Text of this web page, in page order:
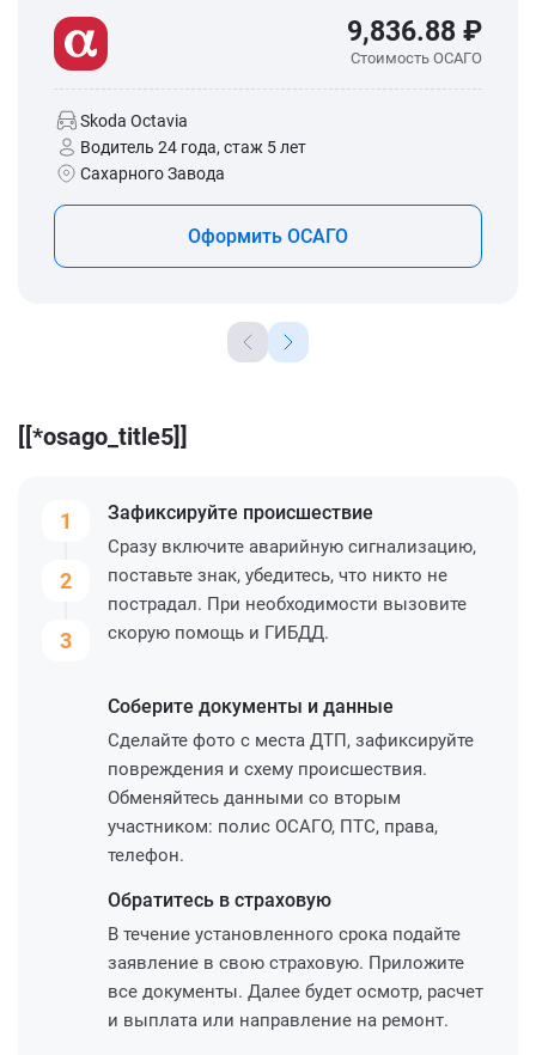
9,836.88 ₽
Стоимость ОСАГО
Skoda Octavia
Водитель 24 года, стаж 5 лет
Сахарного Завода
Оформить ОСАГО
[[*osago_title5]]
1
2
3
Зафиксируйте происшествие
Сразу включите аварийную сигнализацию,
поставьте знак, убедитесь, что никто не
пострадал. При необходимости вызовите
скорую помощь и ГИБДД.
Соберите документы и данные
Сделайте фото с места ДТП, зафиксируйте
повреждения и схему происшествия.
Обменяйтесь данными со вторым
участником: полис ОСАГО, ПТС, права,
телефон.
Обратитесь в страховую
В течение установленного срока подайте
заявление в свою страховую. Приложите
все документы. Далее будет осмотр, расчет
и выплата или направление на ремонт.